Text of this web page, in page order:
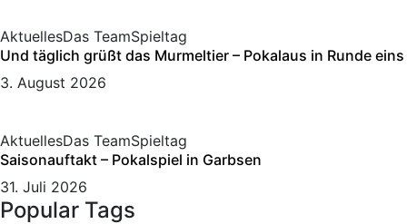
AktuellesDas TeamSpieltag
Und täglich grüßt das Murmeltier – Pokalaus in Runde eins
3. August 2026
AktuellesDas TeamSpieltag
Saisonauftakt – Pokalspiel in Garbsen
31. Juli 2026
Popular Tags